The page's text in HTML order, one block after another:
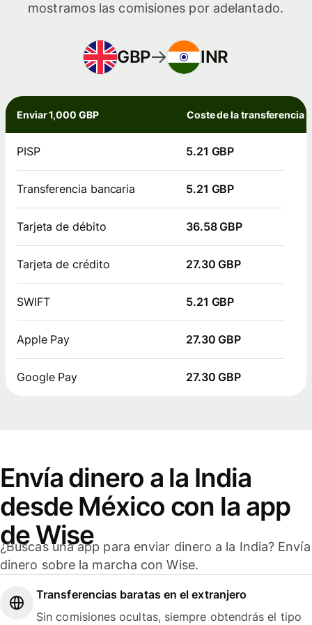
mostramos las comisiones por adelantado.
GBP INR
Enviar 1,000 GBP Coste de la transferencia
PISP 5.21 GBP
Transferencia bancaria 5.21 GBP
Tarjeta de débito 36.58 GBP
Tarjeta de crédito 27.30 GBP
SWIFT 5.21 GBP
Apple Pay 27.30 GBP
Google Pay 27.30 GBP
Envía dinero a la India
desde México con la app
de Wise
¿Buscas una app para enviar dinero a la India? Envía
dinero sobre la marcha con Wise.
Transferencias baratas en el extranjero
Sin comisiones ocultas, siempre obtendrás el tipo